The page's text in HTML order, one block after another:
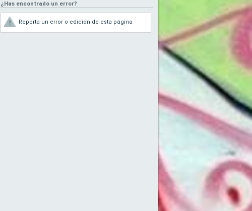
¿Has encontrado un error?
Reporta un error o edición de esta página